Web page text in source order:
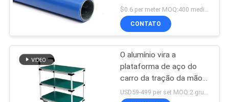
da carne sem gordura da
cremalheira de Worshop
CONTATO
O alumínio vira a
plataforma de aço do
carro da tração da mão
para o armazém